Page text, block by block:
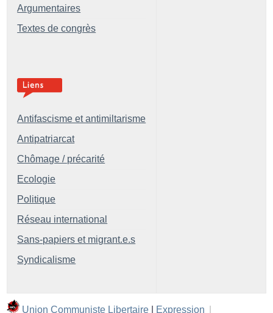
Argumentaires
Textes de congrès
Antifascisme et antimiltarisme
Antipatriarcat
Chômage / précarité
Ecologie
Politique
Réseau international
Sans-papiers et migrant.e.s
Syndicalisme
Union Communiste Libertaire Expression